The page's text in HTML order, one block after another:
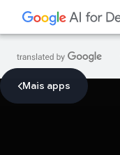
Mais apps